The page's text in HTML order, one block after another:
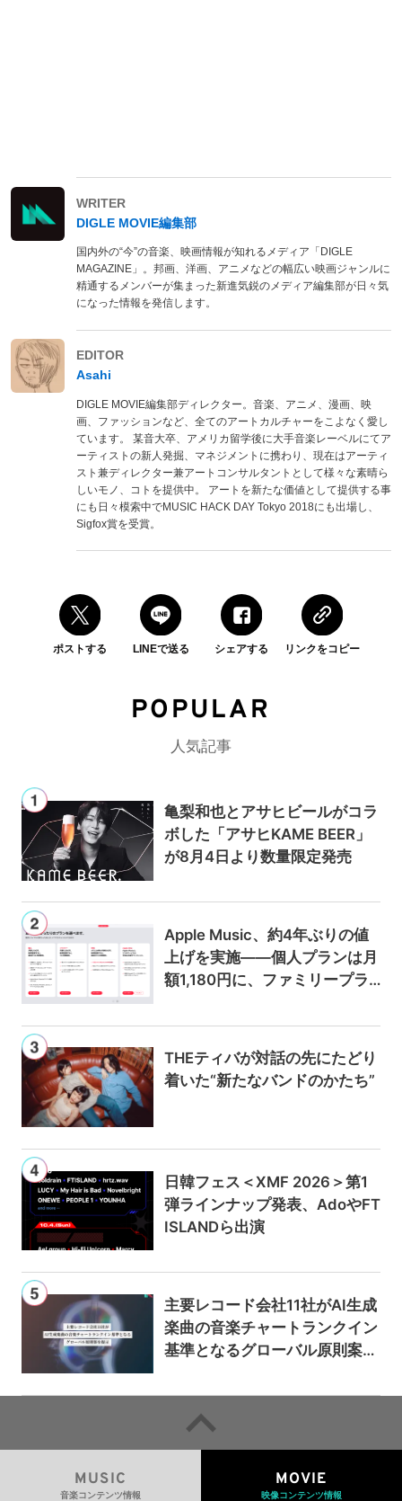
WRITER
DIGLE MOVIE編集部
国内外の“今”の音楽、映画情報が知れるメディア「DIGLE
MAGAZINE」。邦画、洋画、アニメなどの幅広い映画ジャンルに
精通するメンバーが集まった新進気鋭のメディア編集部が日々気
になった情報を発信します。
EDITOR
Asahi
DIGLE MOVIE編集部ディレクター。音楽、アニメ、漫画、映
画、ファッションなど、全てのアートカルチャーをこよなく愛し
ています。 某音大卒、アメリカ留学後に大手音楽レーベルにてア
ーティストの新人発掘、マネジメントに携わり、現在はアーティ
スト兼ディレクター兼アートコンサルタントとして様々な素晴ら
しいモノ、コトを提供中。 アートを新たな価値として提供する事
にも日々模索中でMUSIC HACK DAY Tokyo 2018にも出場し、
Sigfox賞を受賞。
ポストする LINEで送る シェアする リンクをコピー
POPULAR
人気記事
亀梨和也とアサヒビールがコラ
ボした「アサヒKAME BEER」
が8月4日より数量限定発売
Apple Music、約4年ぶりの値
上げを実施——個人プランは月
額1,180円に、ファミリープラ
THEティバが対話の先にたどり
着いた“新たなバンドのかたち”
日韓フェス＜XMF 2026＞第1
弾ラインナップ発表、AdoやFT
ISLANDら出演
主要レコード会社11社がAI生成
楽曲の音楽チャートランクイン
基準となるグローバル原則案を
るための統一的な枠組みを提案
MUSIC
音楽コンテンツ情報
MOVIE
映像コンテンツ情報